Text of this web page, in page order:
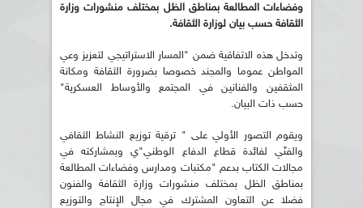
وفضاءات المطالعة بمناطق الظل بمختلف منشورات وزارة
الثقافة حسب بيان لوزارة الثقافة.
وتدخل هذه الاتفاقية ضمن "المسار الاستراتيجي لتعزيز وعي
المواطن عموما والمجند خصوصا بضرورة الثقافة ومكانة
المثقفين والفنانين في المجتمع والأوساط العسكرية"
حسب ذات البيان.
ويقوم التصور الأولي على " ترقية توزيع النشاط الثقافي
والفنّي لفائدة قطاع الدفاع الوطني"ي وبمشاركته في
مجالات الكتاب بدعم "مكتبات ومدارس وفضاءات المطالعة
بمناطق الظل بمختلف منشورات وزارة الثقافة والفنون
فضلا عن التعاون المشترك في مجال الإنتاج والتوزيع